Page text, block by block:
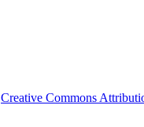
Creative Commons